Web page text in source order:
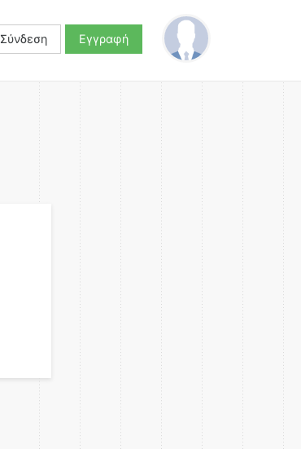
Σύνδεση Εγγραφή